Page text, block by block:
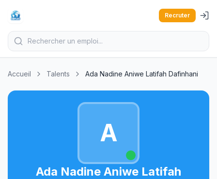
Recruter
Accueil Talents Ada Nadine Aniwe Latifah Dafinhani
A
Ada Nadine Aniwe Latifah